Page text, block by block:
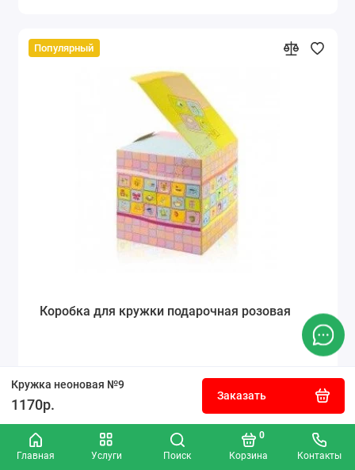
Главная Услуги Поиск Корзина
0
Контакты
Кружка неоновая №9
1170р.
Заказать
Популярный
Коробка для кружки подарочная розовая